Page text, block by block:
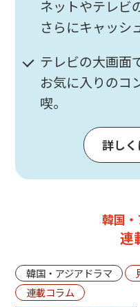
ネットやテレビ
さらにキャッシ
テレビの大画面
お気に入りのコ
喫。
詳しく
韓国
連
韓国・アジアドラマ
連載コラム